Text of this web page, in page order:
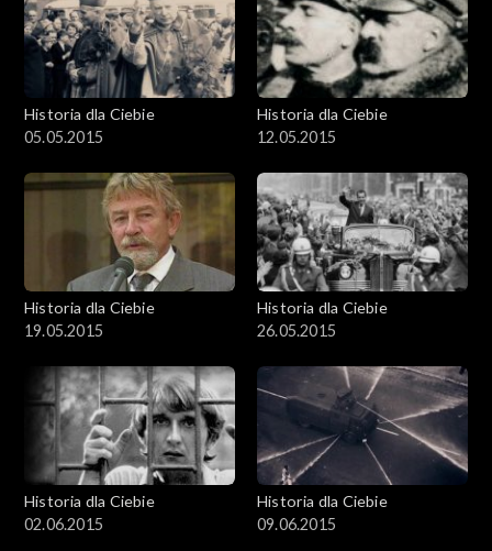
Historia dla Ciebie
05.05.2015
Historia dla Ciebie
12.05.2015
Historia dla Ciebie
19.05.2015
Historia dla Ciebie
26.05.2015
Historia dla Ciebie
02.06.2015
Historia dla Ciebie
09.06.2015